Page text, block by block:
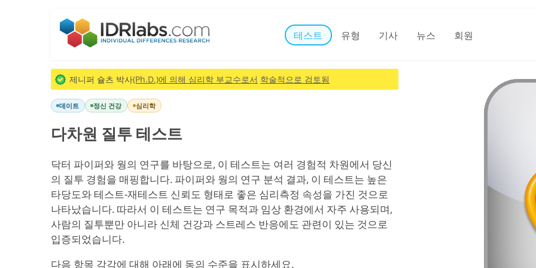
테스트 유형 기사 뉴스 회원
제니퍼 슐츠 박사(Ph.D.)에 의해 심리학 부교수로서 학술적으로 검토됨
데이트 정신 건강 심리학
다차원 질투 테스트
닥터 파이퍼와 웡의 연구를 바탕으로, 이 테스트는 여러 경험적 차원에서 당신
의 질투 경험을 매핑합니다. 파이퍼와 웡의 연구 분석 결과, 이 테스트는 높은
타당도와 테스트-재테스트 신뢰도 형태로 좋은 심리측정 속성을 가진 것으로
나타났습니다. 따라서 이 테스트는 연구 목적과 임상 환경에서 자주 사용되며,
사람의 질투뿐만 아니라 신체 건강과 스트레스 반응에도 관련이 있는 것으로
입증되었습니다.
다음 항목 각각에 대해 아래에 동의 수준을 표시하세요.